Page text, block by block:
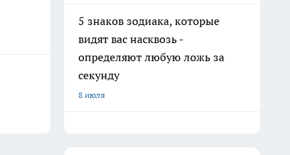
5 знаков зодиака, которые
видят вас насквозь -
определяют любую ложь за
секунду
8 июля